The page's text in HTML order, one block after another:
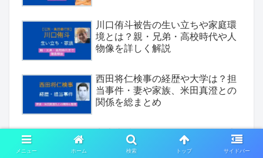
川口侑斗被告の生い立ちや家庭環
境とは？親・兄弟・高校時代や人
物像を詳しく解説
西田将仁検事の経歴や大学は？担
当事件・妻や家族、米田真澄との
関係を総まとめ
丸山大輔の現在は？懲役19年確定
と妻の実家・息子、事件の動機と
メニュー ホーム 検索 トップ サイドバー